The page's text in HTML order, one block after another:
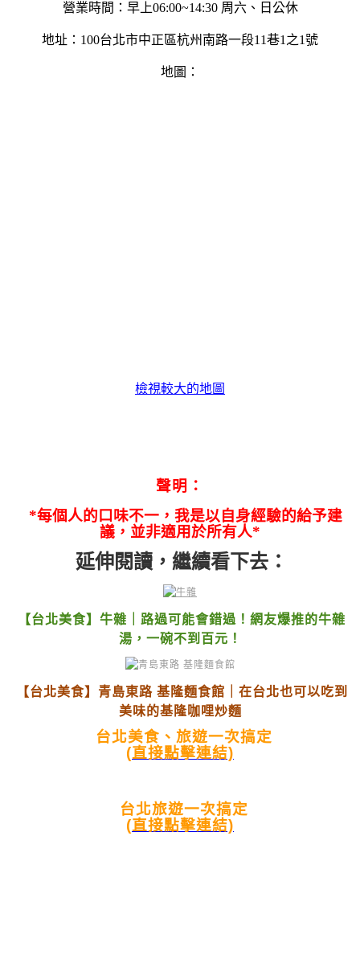
營業時間：早上06:00~14:30 周六、日公休
地址：100台北市中正區杭州南路一段11巷1之1號
地圖：
檢視較大的地圖
聲明：
*每個人的口味不一，我是以自身經驗的給予建
議，並非適用於所有人*
延伸閱讀，繼續看下去：
【台北美食】牛雜｜路過可能會錯過！網友爆推的牛雜
湯，一碗不到百元！
【台北美食】青島東路 基隆麵食館｜在台北也可以吃到
美味的基隆咖哩炒麵
台北美食、旅遊一次搞定
(直接點擊連結)
台北旅遊一次搞定
(直接點擊連結)